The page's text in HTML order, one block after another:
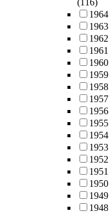
(116)
1964
1963
1962
1961
1960
1959
1958
1957
1956
1955
1954
1953
1952
1951
1950
1949
1948